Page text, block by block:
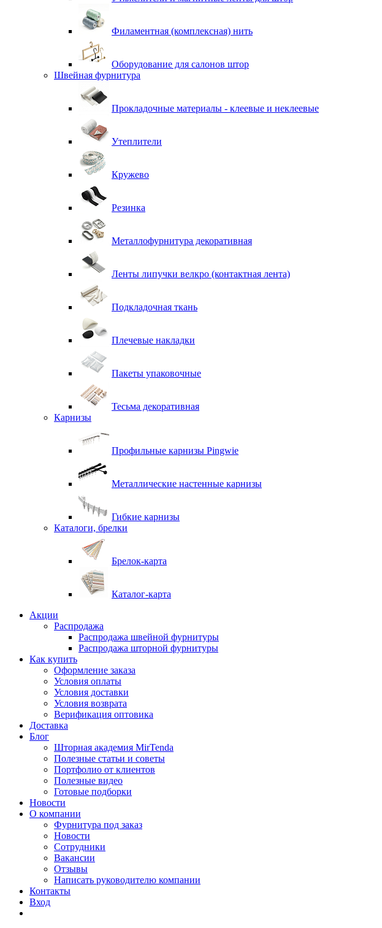
Филаментная (комплексная) нить
Оборудование для салонов штор
Швейная фурнитура
Прокладочные материалы - клеевые и неклеевые
Утеплители
Кружево
Резинка
Металлофурнитура декоративная
Ленты липучки велкро (контактная лента)
Подкладочная ткань
Плечевые накладки
Пакеты упаковочные
Тесьма декоративная
Карнизы
Профильные карнизы Pingwie
Металлические настенные карнизы
Гибкие карнизы
Каталоги, брелки
Брелок-карта
Каталог-карта
Акции
Распродажа
Распродажа швейной фурнитуры
Распродажа шторной фурнитуры
Как купить
Оформление заказа
Условия оплаты
Условия доставки
Условия возврата
Верификация оптовика
Доставка
Блог
Шторная академия MirTenda
Полезные статьи и советы
Портфолио от клиентов
Полезные видео
Готовые подборки
Новости
О компании
Фурнитура под заказ
Новости
Сотрудники
Вакансии
Отзывы
Написать руководителю компании
Контакты
Вход